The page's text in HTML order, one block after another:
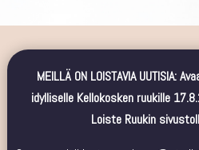
MEILLÄ ON LOISTAVIA UUTISIA:
idylliselle Kellokosken ruukille
Loiste Ruukin